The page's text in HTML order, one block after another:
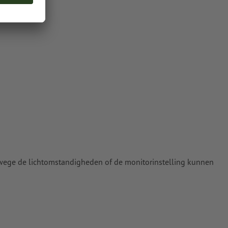
de lichtomstandigheden of de monitorinstelling kunnen